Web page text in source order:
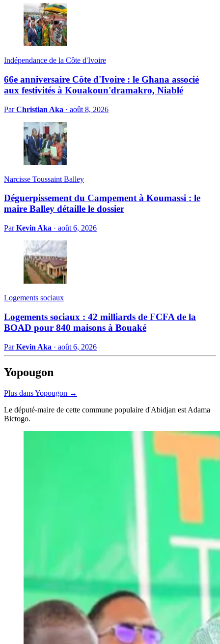
Indépendance de la Côte d'Ivoire
66e anniversaire Côte d'Ivoire : le Ghana associé
aux festivités à Kouakoun'dramakro, Niablé
ParChristian Aka · août 8, 2026
Narcisse Toussaint Balley
Déguerpissement du Campement à Koumassi : le
maire Balley détaille le dossier
ParKevin Aka · août 6, 2026
Logements sociaux
Logements sociaux : 42 milliards de FCFA de la
BOAD pour 840 maisons à Bouaké
ParKevin Aka · août 6, 2026
Yopougon
Plus dans Yopougon →
Le député-maire de cette commune populaire d'Abidjan est Adama
Bictogo.